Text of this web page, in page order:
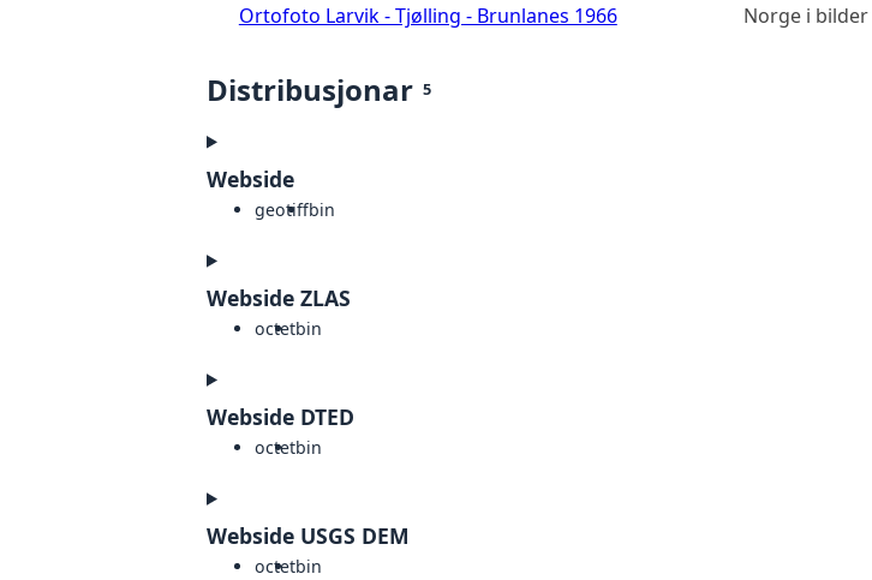
Ortofoto Larvik - Tjølling - Brunlanes 1966 Norge i bilder
Distribusjonar 5
Webside
geotiffbin
Webside ZLAS
octetbin
Webside DTED
octetbin
Webside USGS DEM
octetbin